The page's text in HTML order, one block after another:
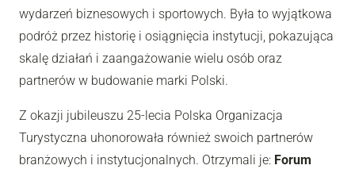
wydarzeń biznesowych i sportowych. Była to wyjątkowa
podróż przez historię i osiągnięcia instytucji, pokazująca
skalę działań i zaangażowanie wielu osób oraz
partnerów w budowanie marki Polski.
Z okazji jubileuszu 25-lecia Polska Organizacja
Turystyczna uhonorowała również swoich partnerów
branżowych i instytucjonalnych. Otrzymali je: Forum